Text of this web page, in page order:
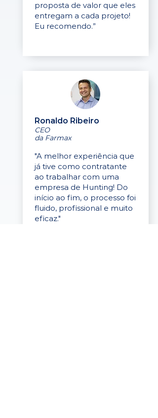
proposta de valor que eles
entregam a cada projeto!
Eu recomendo.”
Ronaldo Ribeiro
CEO
da Farmax
"A melhor experiência que
já tive como contratante
ao trabalhar com uma
empresa de Hunting! Do
início ao fim, o processo foi
fluido, profissional e muito
eficaz."